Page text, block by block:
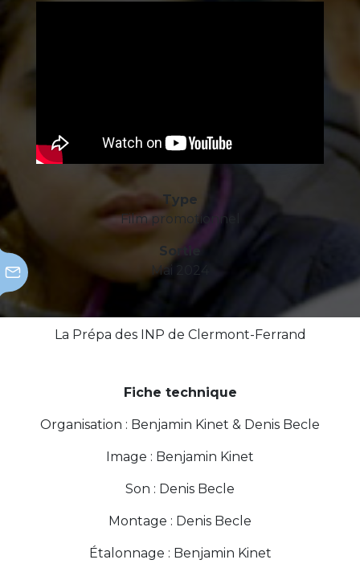
Type
Film promotionnel
Sortie
Mai 2024
Commanditaire
La Prépa des INP de Clermont-Ferrand
Fiche technique
Organisation : Benjamin Kinet & Denis Becle
Image : Benjamin Kinet
Son : Denis Becle
Montage : Denis Becle
Étalonnage : Benjamin Kinet